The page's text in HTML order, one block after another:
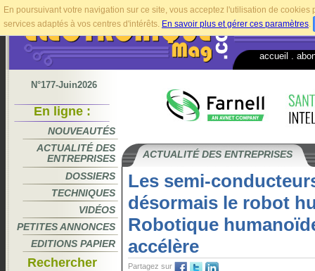
En poursuivant votre navigation sur ce site, vous acceptez l'utilisation de
services adaptés à vos centres d'intérêts. En savoir plus et gérer ces paramètres.
accueil
N°177-Juin2026
En ligne :
NOUVEAUTÉS
ACTUALITÉ DES
ENTREPRISES
DOSSIERS
TECHNIQUES
VIDÉOS
PETITES ANNONCES
EDITIONS PAPIER
Rechercher
ACTUALITÉ DES ENTREPRISES
Les semi-
désormais le robot
Robotique
accélère
Partagez sur